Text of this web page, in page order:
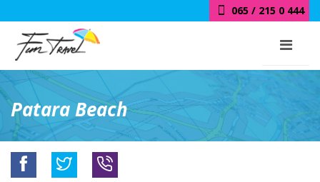
065 / 215 0 444
Patara Beach